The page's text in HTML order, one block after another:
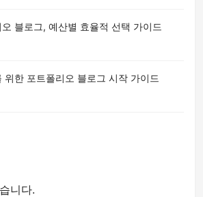
오 블로그, 예산별 효율적 선택 가이드
위한 포트폴리오 블로그 시작 가이드
니다.